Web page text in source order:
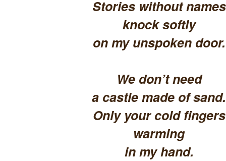
Stories without names
knock softly
on my unspoken door.
We don’t need
a castle made of sand.
Only your cold fingers
warming
in my hand.